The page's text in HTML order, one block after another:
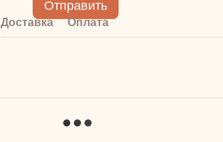
Отправить
Доставка Оплата